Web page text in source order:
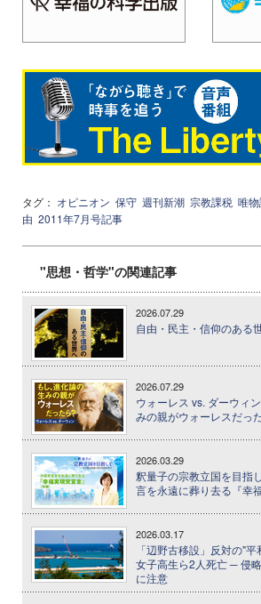
タグ： オピニオン 保守 週刊新潮 宗教課税 唯
由 2011年7月号記事
"思想・哲学"の関連記事
2026.07.29
自由・民主・信仰のある
2026.07.29
ウォーレス vs. ダーウィ
みの親がウォーレスだっ
2026.03.29
釈量子の宗教立国を目指
言を永遠に葬り去る『幸
2026.03.17
「辺野古移設」反対の"
女子高生ら2人死亡 ─ 侵
に注意